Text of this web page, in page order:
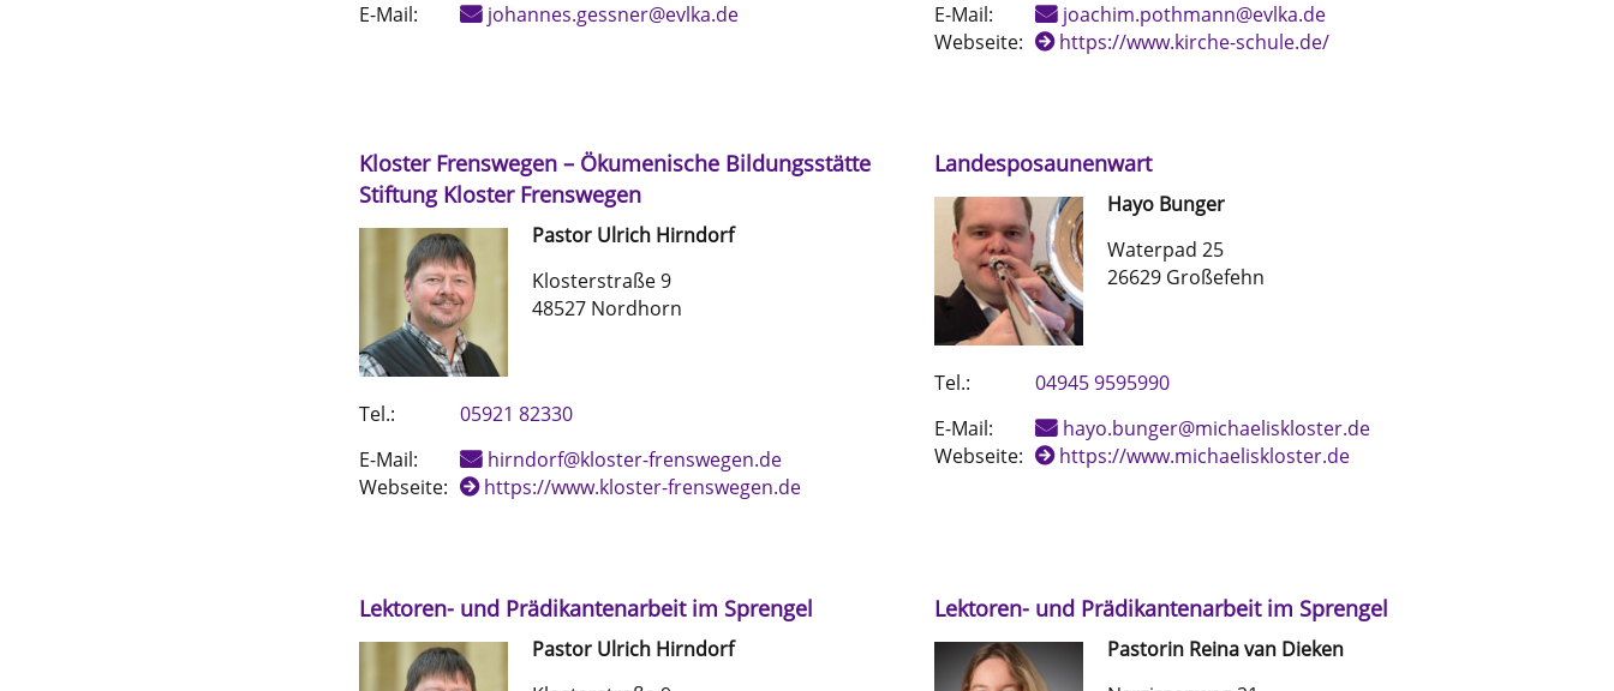
E-Mail:
johannes.gessner@evlka.de
E-Mail:
joachim.pothmann@evlka.de
Webseite:
https://www.kirche-schule.de/
Kloster Frenswegen – Ökumenische Bildungsstätte
Stiftung Kloster Frenswegen
Pastor Ulrich Hirndorf
Klosterstraße 9
48527 Nordhorn
Tel.:
05921 82330
E-Mail:
hirndorf@kloster-frenswegen.de
Webseite:
https://www.kloster-frenswegen.de
Landesposaunenwart
Hayo Bunger
Waterpad 25
26629 Großefehn
Tel.:
04945 9595990
E-Mail:
hayo.bunger@michaeliskloster.de
Webseite:
https://www.michaeliskloster.de
Lektoren- und Prädikantenarbeit im Sprengel
Pastor Ulrich Hirndorf
Lektoren- und Prädikantenarbeit im Sprengel
Pastorin Reinavan Dieken